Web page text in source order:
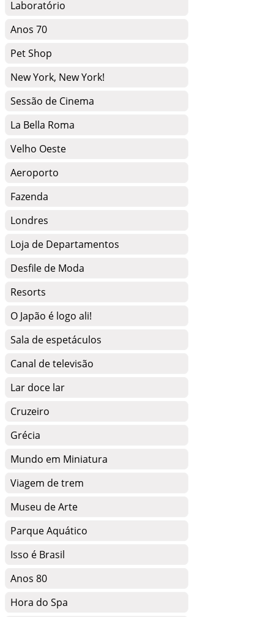
Laboratório
Anos 70
Pet Shop
New York, New York!
Sessão de Cinema
La Bella Roma
Velho Oeste
Aeroporto
Fazenda
Londres
Loja de Departamentos
Desfile de Moda
Resorts
O Japão é logo ali!
Sala de espetáculos
Canal de televisão
Lar doce lar
Cruzeiro
Grécia
Mundo em Miniatura
Viagem de trem
Museu de Arte
Parque Aquático
Isso é Brasil
Anos 80
Hora do Spa